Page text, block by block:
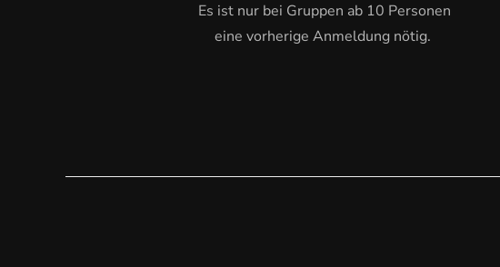
Es ist nur bei Gruppen ab 10 Personen
eine vorherige Anmeldung nötig.